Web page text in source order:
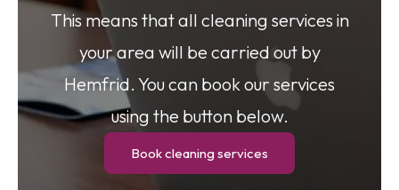
This means that all cleaning services in
your area will be carried out by
Hemfrid. You can book our services
using the button below.
Book cleaning services